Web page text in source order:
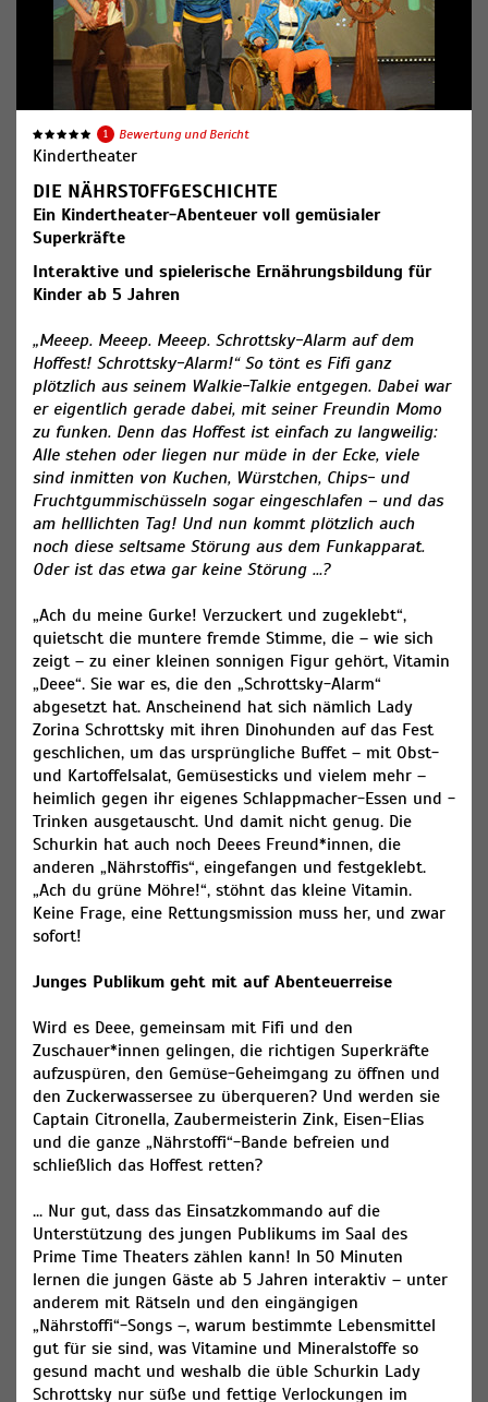
1 Bewertung und Bericht
Kindertheater
DIE NÄHRSTOFFGESCHICHTE
Ein Kindertheater-Abenteuer voll gemüsialer
Superkräfte
Interaktive und spielerische Ernährungsbildung für
Kinder ab 5 Jahren
​„Meeep. Meeep. Meeep. Schrottsky-Alarm auf dem
Hoffest! Schrottsky-Alarm!“ So tönt es Fifi ganz
plötzlich aus seinem Walkie-Talkie entgegen. Dabei war
er eigentlich gerade dabei, mit seiner Freundin Momo
zu funken. Denn das Hoffest ist einfach zu langweilig:
Alle stehen oder liegen nur müde in der Ecke, viele
sind inmitten von Kuchen, Würstchen, Chips- und
Fruchtgummischüsseln sogar eingeschlafen – und das
am helllichten Tag! Und nun kommt plötzlich auch
noch diese seltsame Störung aus dem Funkapparat.
Oder ist das etwa gar keine Störung …?
​„Ach du meine Gurke! Verzuckert und zugeklebt“,
quietscht die muntere fremde Stimme, die – wie sich
zeigt – zu einer kleinen sonnigen Figur gehört, Vitamin
„Deee“. Sie war es, die den „Schrottsky-Alarm“
abgesetzt hat. Anscheinend hat sich nämlich Lady
Zorina Schrottsky mit ihren Dinohunden auf das Fest
geschlichen, um das ursprüngliche Buffet – mit Obst-
und Kartoffelsalat, Gemüsesticks und vielem mehr –
heimlich gegen ihr eigenes Schlappmacher-Essen und -
Trinken ausgetauscht. Und damit nicht genug. Die
Schurkin hat auch noch Deees Freund*innen, die
anderen „Nährstoffis“, eingefangen und festgeklebt.
„Ach du grüne Möhre!“, stöhnt das kleine Vitamin.
Keine Frage, eine Rettungsmission muss her, und zwar
sofort!
Junges Publikum geht mit auf Abenteuerreise
Wird es Deee, gemeinsam mit Fifi und den
Zuschauer*innen gelingen, die richtigen Superkräfte
aufzuspüren, den Gemüse-Geheimgang zu öffnen und
den Zuckerwassersee zu überqueren? Und werden sie
Captain Citronella, Zaubermeisterin Zink, Eisen-Elias
und die ganze „Nährstoffi“-Bande befreien und
schließlich das Hoffest retten?
... Nur gut, dass das Einsatzkommando auf die
Unterstützung des jungen Publikums im Saal des
Prime Time Theaters zählen kann! In 50 Minuten
lernen die jungen Gäste ab 5 Jahren interaktiv – unter
anderem mit Rätseln und den eingängigen
„Nährstoffi“-Songs –, warum bestimmte Lebensmittel
gut für sie sind, was Vitamine und Mineralstoffe so
gesund macht und weshalb die üble Schurkin Lady
Schrottsky nur süße und fettige Verlockungen im